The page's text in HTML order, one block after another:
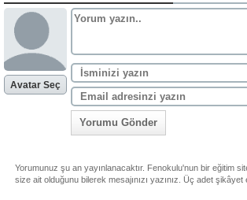
Avatar Seç
Yorumu Gönder
Yorumunuz şu an yayınlanacaktır. Fenokulu'nun bir eğitim
size ait olduğunu bilerek mesajınızı yazınız. Üç adet